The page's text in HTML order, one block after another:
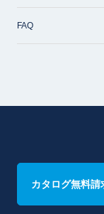
FAQ
カタログ無料請